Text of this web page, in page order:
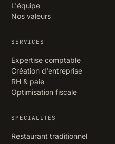
L'équipe
Nos valeurs
SERVICES
Expertise comptable
Création d'entreprise
RH & paie
Optimisation fiscale
SPÉCIALITÉS
Restaurant traditionnel